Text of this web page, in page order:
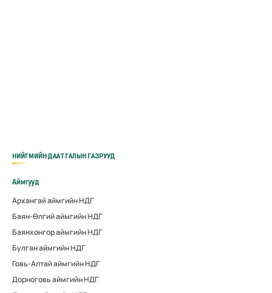
НИЙГМИЙН ДААТГАЛЫН ГАЗРУУД
Аймгууд
Архангай аймгийн НДГ
Баян-Өлгий аймгийн НДГ
Баянхонгор аймгийн НДГ
Булган аймгийн НДГ
Говь-Алтай аймгийн НДГ
Дорноговь аймгийн НДГ